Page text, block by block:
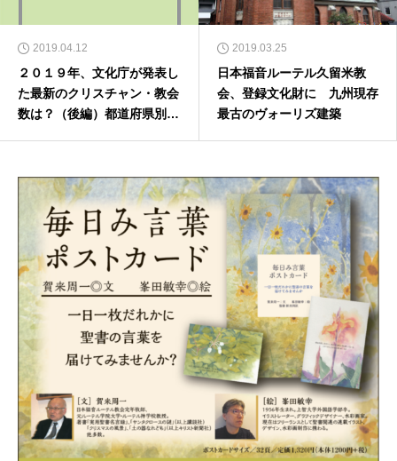
2019.04.12
２０１９年、文化庁が発表し
た最新のクリスチャン・教会
数は？（後編）都道府県別ラ
2019.03.25
日本福音ルーテル久留米教
会、登録文化財に 九州現存
最古のヴォーリズ建築